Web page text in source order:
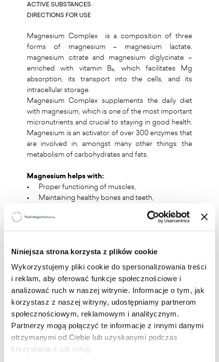
Niniejsza strona korzysta z plików cookie
Wykorzystujemy pliki cookie do spersonalizowania treści
i reklam, aby oferować funkcje społecznościowe i
analizować ruch w naszej witrynie. Informacje o tym, jak
korzystasz z naszej witryny, udostępniamy partnerom
społecznościowym, reklamowym i analitycznym.
Partnerzy mogą połączyć te informacje z innymi danymi
otrzymanymi od Ciebie lub uzyskanymi podczas
korzystania z ich usług.
ACTIVE SUBSTANCES
DIRECTIONS FOR USE
Magnesium Complex is a composition of three
forms of magnesium – magnesium lactate,
magnesium citrate and magnesium diglycinate –
enriched with vitamin B₆, which facilitates Mg
absorption, its transport into the cells, and its
intracellular storage.
Magnesium Complex supplements the daily diet
with magnesium, which is one of the most important
micronutrients and crucial to staying in good health.
Magnesium is an activator of over 300 enzymes that
are involved in, amongst many other things: the
metabolism of carbohydrates and fats.
Magnesium helps with:
•
Proper functioning of muscles,
•
Maintaining healthy bones and teeth,
•
Normal protein synthesis,
•
Maintaining normal psychological function,
Recommended for you